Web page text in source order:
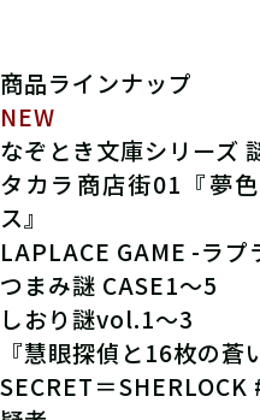
商品ラインナップ
NEW
なぞとき文庫シリーズ
タカラ商店街01『夢
ス』
LAPLACE GAME -ラプ
つまみ謎 CASE1～5
しおり謎vol.1～3
『慧眼探偵と16枚の蒼
SECRET＝